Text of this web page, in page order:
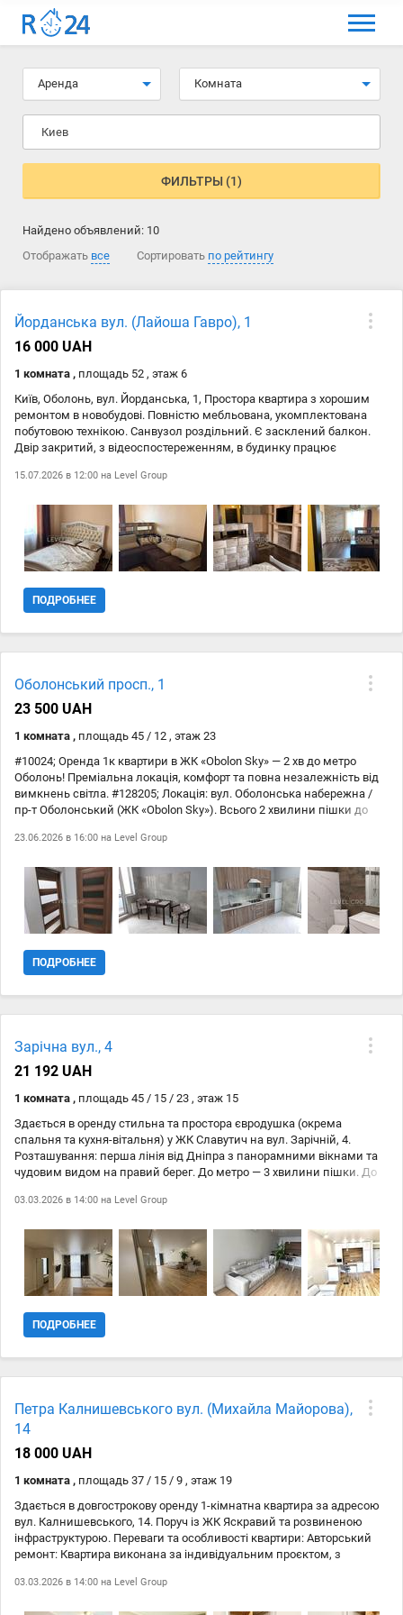
МЕНЮ
Выбрать язык
Избранные объявления
Комментарии к объявления
Как добавить объявление
Аренда Комната
Киев
ФИЛЬТРЫ (1)
Найдено объявлений: 10
Отображать все Сортировать по рейтингу
Йорданська вул. (Лайоша Гавро), 1
16 000 UAH
1 комната , площадь 52 , этаж 6
Київ, Оболонь, вул. Йорданська, 1, Простора квартира з хорошим
ремонтом в новобудові. Повністю мебльована, укомплектована
побутовою технікою. Санвузол роздільний. Є засклений балкон.
Двір закритий, з відеоспостереженням, в будинку працює
До ст.м.Почайна 5 хвилин пішки
15.07.2026 в 12:00 на Level Group
ПОДРОБНЕЕ
Оболонський просп., 1
23 500 UAH
1 комната , площадь 45 / 12 , этаж 23
#10024; Оренда 1к квартири в ЖК «Obolon Sky» — 2 хв до метро
Оболонь! Преміальна локація, комфорт та повна незалежність від
вимкнень світла. #128205; Локація: вул. Оболонська набережна /
пр-т Оболонський (ЖК «Obolon Sky»). Всього 2 хвилини пішки до
встановлено генератор — під час блекаутів завжди працює ліфт, є
відеоспостереженням. #128715; #65039; Про квартиру: Сучасне
планування, свіжий ремонт. Повністю укомплектована всіма
необхідними меблями та побутовою технікою для вашого
комфортного проживання. Розвинена інфраструктура: поруч ТРЦ,
23.06.2026 в 16:00 на Level Group
ПОДРОБНЕЕ
Зарічна вул., 4
21 192 UAH
1 комната , площадь 45 / 15 / 23 , этаж 15
Здається в оренду стильна та простора євродушка (окрема
спальня та кухня-вітальня) у ЖК Славутич на вул. Зарічній, 4.
Розташування: перша лінія від Дніпра з панорамними вікнами та
чудовим видом на правий берег. До метро — 3 хвилини пішки. До
мебльована та укомплектована всією необхідною технікою:
кондиціонери, бойлер, холодильник та пральна машина. Комфорт:
у квартирі є велике двоспальне ліжко, зручний розкладний диван
та 2 місткі шафи. Інфраструктура: ЖК Славутич — один із
найкращих комплексів. Поруч розташовані ТРЦ Аркадія,
03.03.2026 в 14:00 на Level Group
ПОДРОБНЕЕ
Петра Калнишевського вул. (Михайла Майорова),
14
18 000 UAH
1 комната , площадь 37 / 15 / 9 , этаж 19
Здається в довгострокову оренду 1-кімнатна квартира за адресою
вул. Калнишевського, 14. Поруч із ЖК Яскравий та розвиненою
інфраструктурою. Переваги та особливості квартири: Авторський
ремонт: Квартира виконана за індивідуальним проєктом, з
замовлення, що робить простір максимально функціональним.
03.03.2026 в 14:00 на Level Group